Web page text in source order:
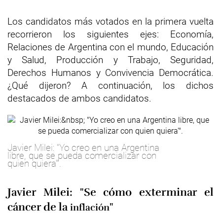
Los candidatos más votados en la primera vuelta
recorrieron los siguientes ejes: Economía,
Relaciones de Argentina con el mundo, Educación
y Salud, Producción y Trabajo, Seguridad,
Derechos Humanos y Convivencia Democrática.
¿Qué dijeron? A continuación, los dichos
destacados de ambos candidatos.
Javier Milei: "Yo creo en una Argentina
libre, que se pueda comercializar con
quien quiera'".
Javier Milei: "Se cómo exterminar el
cáncer de lainflación"